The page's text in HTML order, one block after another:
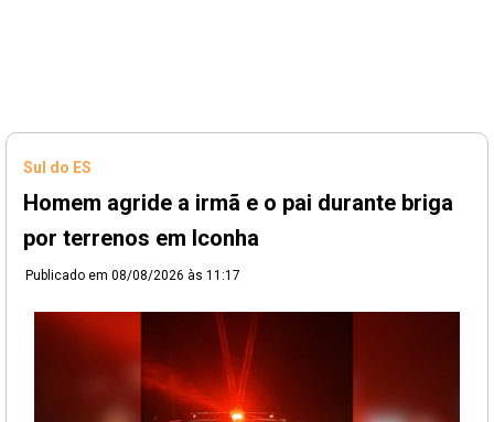
Sul do ES
Homem agride a irmã e o pai durante briga
por terrenos em Iconha
Publicado em 08/08/2026 às 11:17